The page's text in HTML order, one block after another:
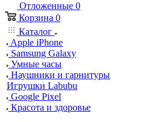
Отложенные 0
Корзина 0
Каталог
Apple iPhone
Samsung Galaxy
Умные часы
Наушники и гарнитуры
Игрушки Labubu
Google Pixel
Красота и здоровье